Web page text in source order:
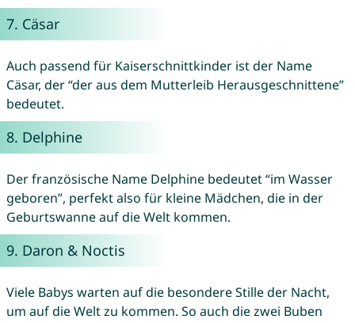
7. Cäsar
Auch passend für Kaiserschnittkinder ist der Name
Cäsar, der “der aus dem Mutterleib Herausgeschnittene”
bedeutet.
8. Delphine
Der französische Name Delphine bedeutet “im Wasser
geboren”, perfekt also für kleine Mädchen, die in der
Geburtswanne auf die Welt kommen.
9. Daron & Noctis
Viele Babys warten auf die besondere Stille der Nacht,
um auf die Welt zu kommen. So auch die zwei Buben